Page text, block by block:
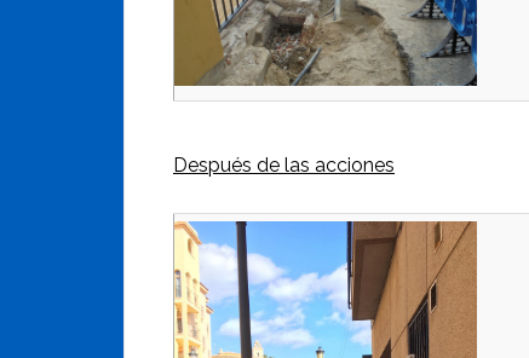
Después de las acciones